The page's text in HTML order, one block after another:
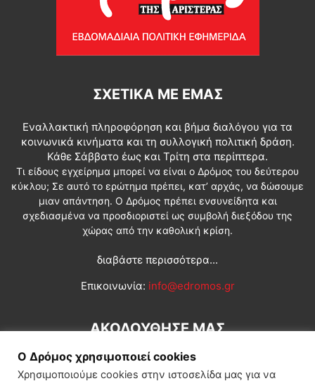
ΣΧΕΤΙΚΆ ΜΕ ΕΜΆΣ
Εναλλακτική πληροφόρηση και βήμα διαλόγου για τα
κοινωνικά κινήματα και τη συλλογική πολιτική δράση.
Κάθε Σάββατο έως και Τρίτη στα περίπτερα.
Τι είδους εγχείρημα μπορεί να είναι ο Δρόμος του δεύτερου
κύκλου; Σε αυτό το ερώτημα πρέπει, κατ’ αρχάς, να δώσουμε
μιαν απάντηση. Ο Δρόμος πρέπει ενσυνείδητα και
σχεδιασμένα να προσδιοριστεί ως συμβολή διεξόδου της
χώρας από την καθολική κρίση.
διαβάστε περισσότερα...
Επικοινωνία: info@edromos.gr
ΑΚΟΛΟΥΘΗΣΕ ΜΑΣ
Ο Δρόμος χρησιμοποιεί cookies
Χρησιμοποιούμε cookies στην ιστοσελίδα μας για να